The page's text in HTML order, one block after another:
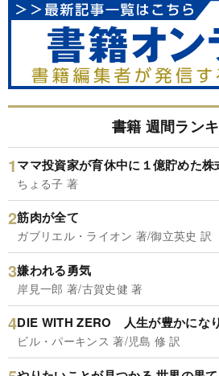
書籍 週間ラン
ママ投資家が育休中に１億貯めた株
ちょる子 著
筋肉が全て
ガブリエル・ライオン 著/御立英史 訳
嫌われる勇気
岸見一郎 著/古賀史健 著
DIE WITH ZERO 人生が豊かにな
ビル・パーキンス 著/児島 修 訳